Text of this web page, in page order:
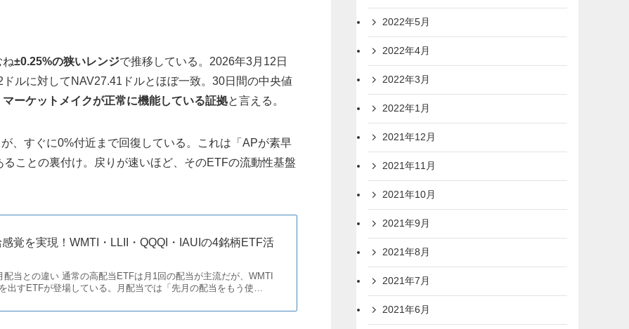
ね±0.25%の狭いレンジで推移している。2026年3月12日
ルに対してNAV27.41ドルとほぼ一致。30日間の中央値
マーケットメイクが正常に機能している証拠と言える。
、すぐに0%付近まで回復している。これは「APが素早
ことの裏付け。戻りが速いほど、そのETFの流動性基盤
感覚を実現！WMTI・LLII・QQQI・IAUIの4銘柄ETF活
配当との違い 通常の高配当ETFは月1回の配当が主流だが、WMTI
出すETFが登場している。月配当では「先月の配当をもう使…
2022年5月
2022年4月
2022年3月
2022年1月
2021年12月
2021年11月
2021年10月
2021年9月
2021年8月
2021年7月
2021年6月